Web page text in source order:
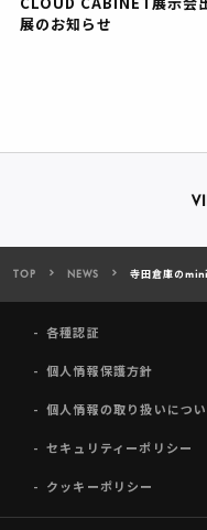
展のお知らせ
TOP NEWS 寺田倉庫の
各種認証
個人情報保護方針
個人情報の取り扱いにつ
セキュリティーポリシー
クッキーポリシー